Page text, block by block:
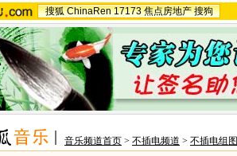
搜狐 ChinaRen 17173 焦点房地产 搜狗
音乐频道首页 > 不插电频道 > 不插电组图